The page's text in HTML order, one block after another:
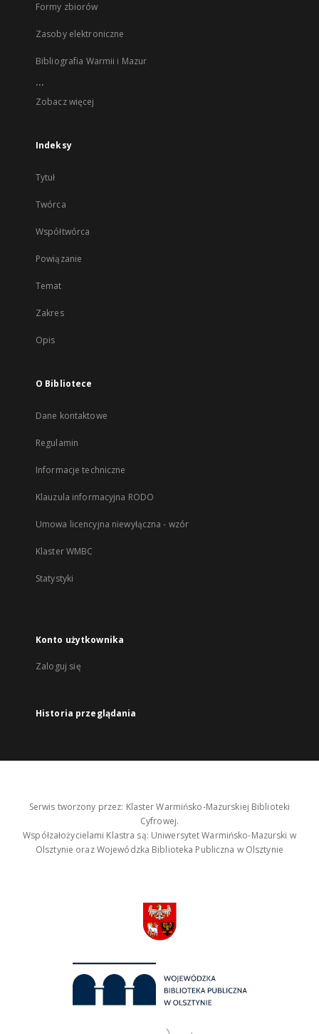
Formy zbiorów
Zasoby elektroniczne
Bibliografia Warmii i Mazur
...
Zobacz więcej
Indeksy
Tytuł
Twórca
Współtwórca
Powiązanie
Temat
Zakres
Opis
O Bibliotece
Dane kontaktowe
Regulamin
Informacje techniczne
Klauzula informacyjna RODO
Umowa licencyjna niewyłączna - wzór
Klaster WMBC
Statystyki
Konto użytkownika
Zaloguj się
Historia przeglądania
Serwis tworzony przez: Klaster Warmińsko-Mazurskiej Biblioteki
Cyfrowej.
Współzałożycielami Klastra są: Uniwersytet Warmińsko-Mazurski w
Olsztynie oraz Wojewódzka Biblioteka Publiczna w Olsztynie